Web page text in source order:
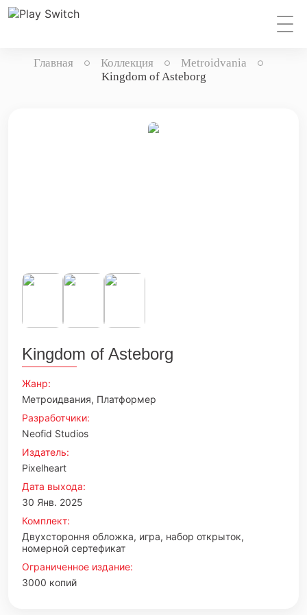
Главная Коллекция
Metroidvania
Kingdom of Asteborg
Kingdom of Asteborg
Жанр:
Метроидвания, Платформер
Разработчики:
Neofid Studios
Издатель:
Pixelheart
Дата выхода:
30 Янв. 2025
Комплект:
Двухстороння обложка, игра, набор открыток,
номерной сертефикат
Ограниченное издание:
3000 копий